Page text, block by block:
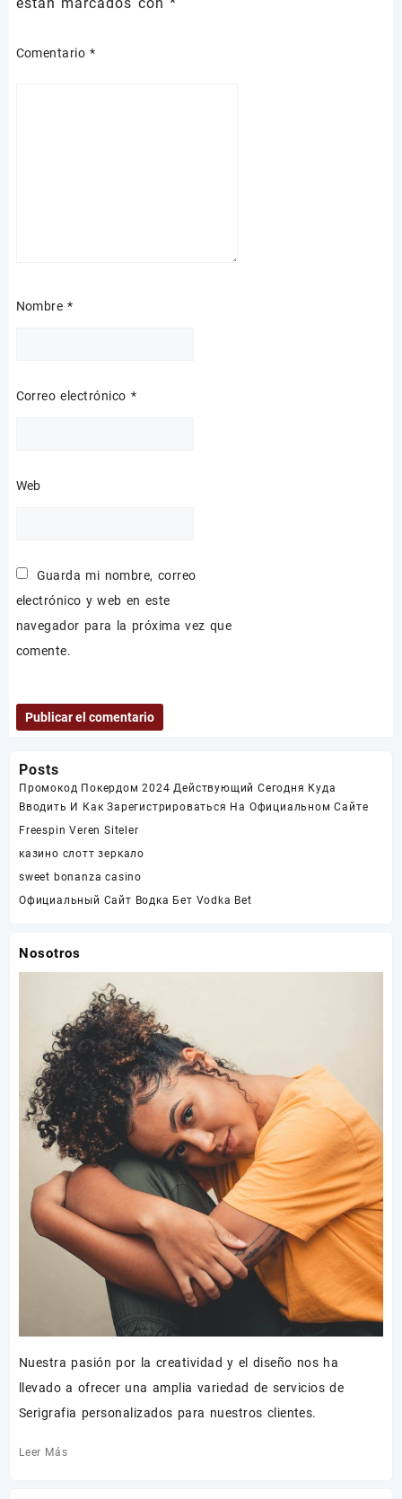
Comentario*
Nombre*
Correo electrónico *
Web
Guarda mi nombre, correo
electrónico y web en este
navegador para la próxima vez que
comente.
Posts
Промокод Покердом 2024 Действующий Сегодня Куда
Вводить И Как Зарегистрироваться На Официальном Сайте
Freespin Veren Siteler
казино слотт зеркало
sweet bonanza casino
Официальный Сайт Водка Бет Vodka Bet
Nosotros
Nuestra pasión por la creatividad y el diseño nos ha
llevado a ofrecer una amplia variedad de servicios de
Serigrafia personalizados para nuestros clientes.
Leer Más